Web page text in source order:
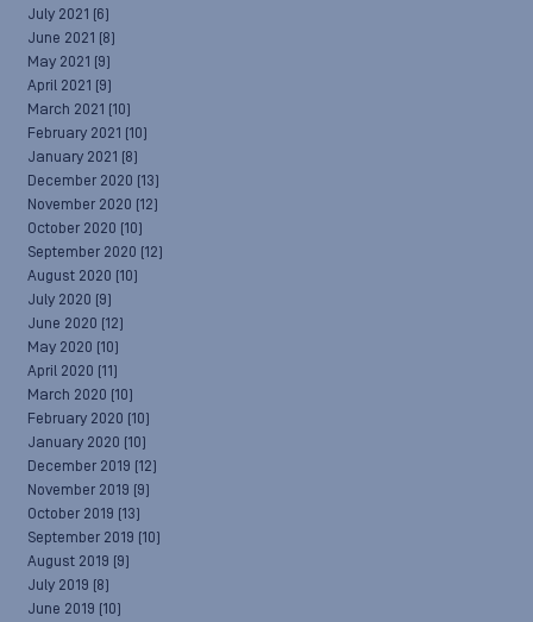
July 2021 (6)
June 2021 (8)
May 2021 (9)
April 2021 (9)
March 2021 (10)
February 2021 (10)
January 2021 (8)
December 2020 (13)
November 2020 (12)
October 2020 (10)
September 2020 (12)
August 2020 (10)
July 2020 (9)
June 2020 (12)
May 2020 (10)
April 2020 (11)
March 2020 (10)
February 2020 (10)
January 2020 (10)
December 2019 (12)
November 2019 (9)
October 2019 (13)
September 2019 (10)
August 2019 (9)
July 2019 (8)
June 2019 (10)